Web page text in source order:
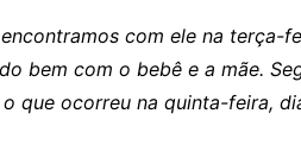
com ele na terça-
bem com o bebê e a mãe.
que ocorreu na quinta-feira,